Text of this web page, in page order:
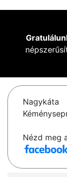
Nagykáta
Nézd meg